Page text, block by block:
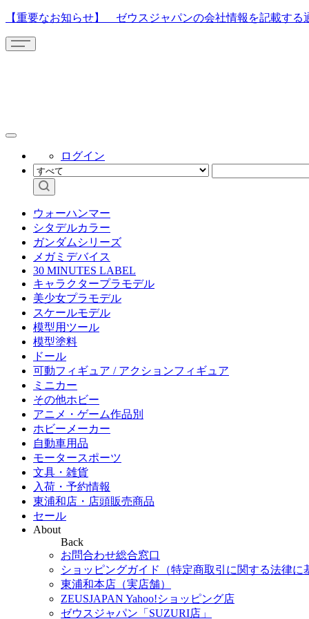
【重要なお知らせ】 ゼウスジャパンの会社情報を記載する
ログイン
ウォーハンマー
シタデルカラー
ガンダムシリーズ
メガミデバイス
30 MINUTES LABEL
キャラクタープラモデル
美少女プラモデル
スケールモデル
模型用ツール
模型塗料
ドール
可動フィギュア / アクションフィギュア
ミニカー
その他ホビー
アニメ・ゲーム作品別
ホビーメーカー
自動車用品
モータースポーツ
文具・雑貨
入荷・予約情報
東浦和店・店頭販売商品
セール
About
Back
お問合わせ総合窓口
ショッピングガイド（特定商取引に関する法律に
東浦和本店（実店舗）
ZEUSJAPAN Yahoo!ショッピング店
ゼウスジャパン「SUZURI店」